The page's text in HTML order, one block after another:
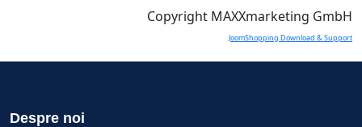
Copyright MAXXmarketing GmbH
JoomShopping Download & Support
Despre noi